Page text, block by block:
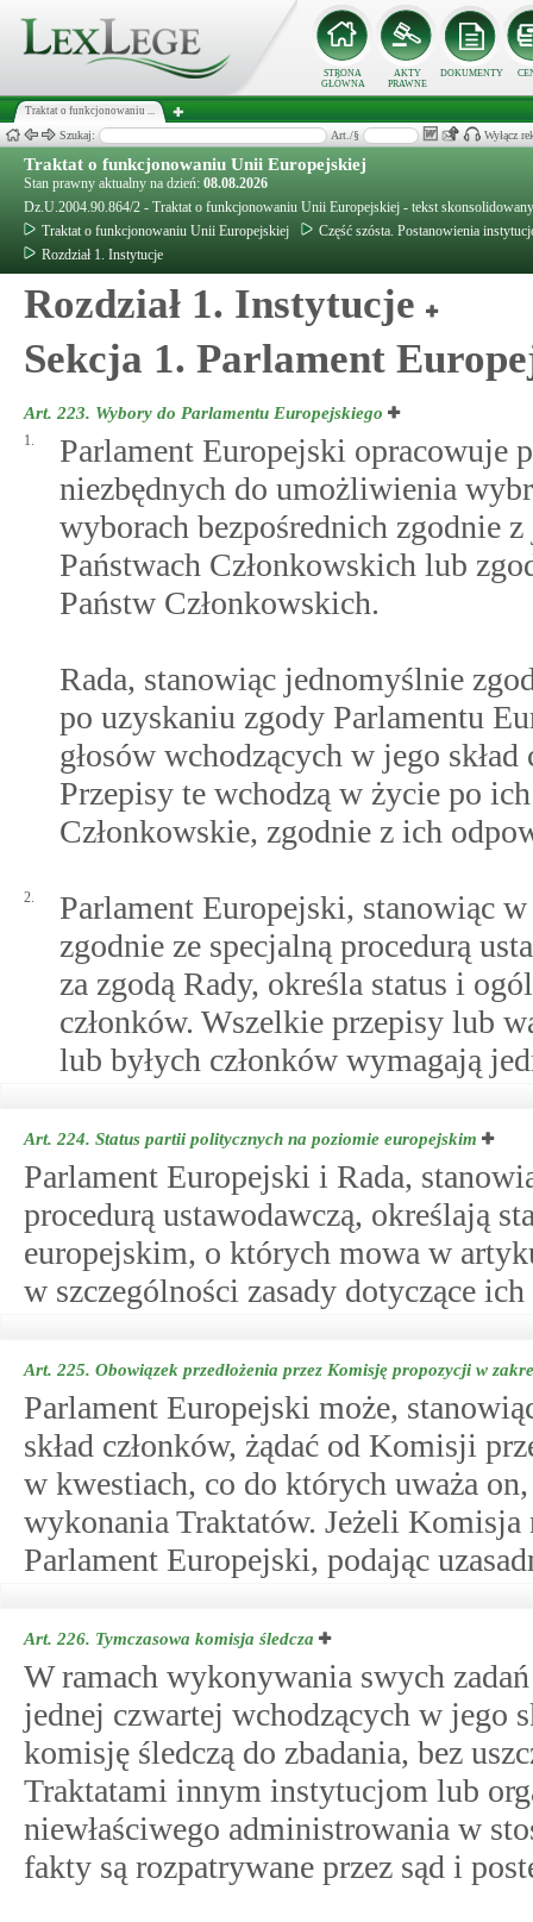
STRONA
GŁÓWNA
AKTY
PRAWNE
DOKUMENTY
Traktat o funkcjonowaniu ...
Szukaj: Art./§ Wyłącz
Traktat o funkcjonowaniu Unii Europejskiej
Stan prawny aktualny na dzień: 08.08.2026
Dz.U.2004.90.864/2 - Traktat o funkcjonowaniu Unii Europejskiej - tekst
Traktat o funkcjonowaniu Unii Europejskiej
Część szósta. Postanowienia
Rozdział 1. Instytucje
Rozdział 1. Instytucje
Sekcja 1. Parlament
Art. 223. Wybory do Parlamentu Europejskiego
1.
Parlament Europejski opracowuje
niezbędnych do umożliwienia
wyborach bezpośrednich zgodnie
Państwach Członkowskich lub
Państw Członkowskich.
Rada, stanowiąc jednomyślnie
po uzyskaniu zgody Parlamentu
głosów wchodzących w jego
Przepisy te wchodzą w życie po
Członkowskie, zgodnie z ich
2.
Parlament Europejski, stanowiąc
zgodnie ze specjalną procedurą
za zgodą Rady, określa status i
członków. Wszelkie przepisy lub
lub byłych członków wymagają
Art. 224. Status partii politycznych na poziomie europejskim
Parlament Europejski i Rada,
procedurą ustawodawczą, określają
europejskim, o których mowa w
w szczególności zasady dotyczące
Art. 225. Obowiązek przedłożenia przez Komisję propozycji w
Parlament Europejski może,
skład członków, żądać od Komisji
w kwestiach, co do których uważa
wykonania Traktatów. Jeżeli
Parlament Europejski, podając
Art. 226. Tymczasowa komisja śledcza
W ramach wykonywania swych
jednej czwartej wchodzących w jego
komisję śledczą do zbadania, bez
Traktatami innym instytucjom lub
niewłaściwego administrowania w
fakty są rozpatrywane przez sąd i